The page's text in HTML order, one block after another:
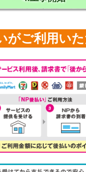
がご利用い